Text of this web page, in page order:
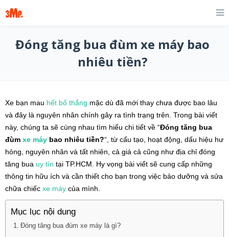
Đóng tăng bua đùm xe máy bao
nhiêu tiền?
Xe bạn mau hết bố thắng mặc dù đã mới thay chưa được bao lâu
và đây là nguyên nhân chính gây ra tình trạng trên. Trong bài viết
này, chúng ta sẽ cùng nhau tìm hiểu chi tiết về “Đóng tăng bua
đùm xe máy bao nhiêu tiền?“, từ cấu tạo, hoạt động, dấu hiệu hư
hỏng, nguyên nhân và tất nhiên, cả giá cả cũng như địa chỉ đóng
tăng bua uy tín tại TP.HCM. Hy vọng bài viết sẽ cung cấp những
thông tin hữu ích và cần thiết cho bạn trong việc bảo dưỡng và sửa
chữa chiếc xe máy của mình.
Mục lục nội dung
Đóng tăng bua đùm xe máy là gì?